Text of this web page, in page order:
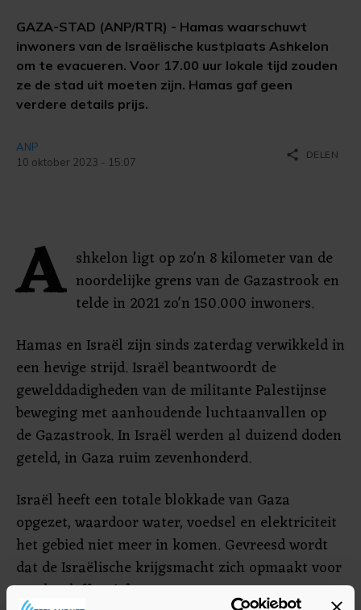
GAZA-STAD (ANP/RTR) - Hamas waarschuwt
inwoners van de Israëlische kustplaats Ashkelon
om te evacueren. Voor 17.00 uur lokale tijd zouden
ze de stad uit moeten zijn. Hamas gaf geen
verdere details prijs.
ANP
10 oktober 2023 - 15:07
share DELEN
A shkelon ligt op zo'n 8 kilometer van de
noordelijke grens van de Gazastrook en
telde in 2021 zo'n 150.000 inwoners.
Hamas en Israël zijn sinds zaterdag verwikkeld in
een hevige strijd. Israël beantwoordt de
gewelddadigheden van de militante Palestijnse
beweging met aanhoudende luchtaanvallen op
de Gazastrook. In Israël werden al duizend doden
geteld, in Gaza ruim zevenhonderd.
Israël heeft een totale blokkade van Gaza
opgezet, waardoor water, voedsel en elektriciteit
het gebied niet meer in komen. Gevreesd wordt
dat de Israëlische krijgsmacht zich opmaakt voor
een landoffensief.